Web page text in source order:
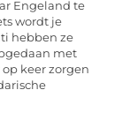
Engeland te
wordt je
hebben ze
met
keer zorgen